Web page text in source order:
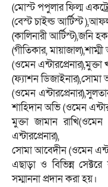
(মোস্ট পপুলার ফিল্ম
(বেস্ট চাইল্ড আর্টিস্ট
(কালিনারী আর্টিস্ট),জনি হক
(গীতিকার,
(ওমেন এন্টারপ্রেনার),মুক্তা
(ফ্যাশন ডিজাইনার),সোমা
(ওমেন
শাহিদান অভি (ওমেন
মুক্তা জামান
এন্টারপ্রেনার),
সোমা আবেদীন (ওমেন
এছাড়া ও বিভিন্ন
সম্মাননা প্রদান করা হয়।